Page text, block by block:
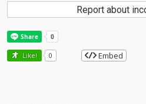
Report about
Like! 0 Embed